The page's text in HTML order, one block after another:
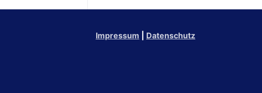
Impressum Datenschutz